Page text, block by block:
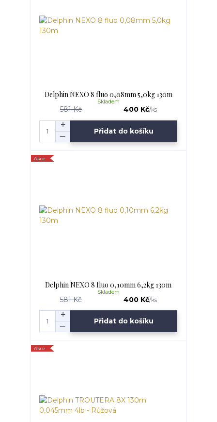
Delphin NEXO 8 fluo 0,08mm 5,0kg 130m
581 Kč 400 Kč/ks
Skladem
Přidat do košíku
Akce
Delphin NEXO 8 fluo 0,10mm 6,2kg 130m
581 Kč 400 Kč/ks
Skladem
Přidat do košíku
Akce